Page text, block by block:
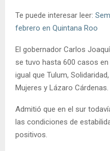
Te puede interesar leer:
febrero en Quintana Roo
El gobernador Carlos
se tuvo hasta 600 casos en
igual que Tulum,
Mujeres y Lázaro Cárdenas.
Admitió que en el sur
las condiciones de
positivos.